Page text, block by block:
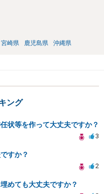
宮崎県 鹿児島県 沖縄県
ング
状等を作って大丈夫ですか？
3
すか？
2
めても大丈夫ですか？